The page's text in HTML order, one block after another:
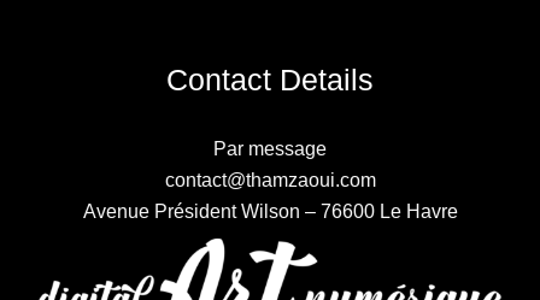
Contact Details
Par message
contact@thamzaoui.com
Avenue Président Wilson – 76600 Le Havre